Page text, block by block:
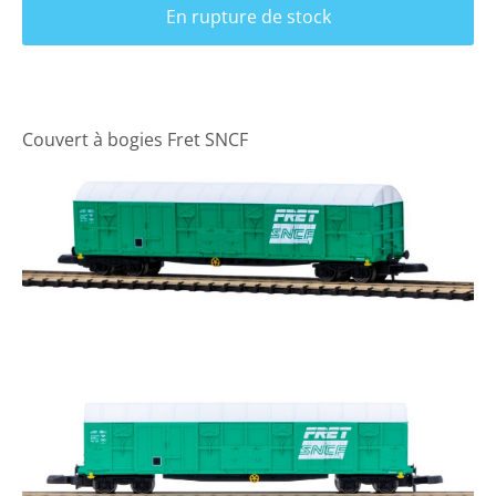
En rupture de stock
Couvert à bogies Fret SNCF